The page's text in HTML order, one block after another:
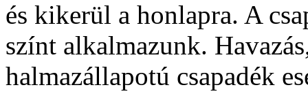
és kikerül a honlapra. A
színt alkalmazunk.
halmazállapotú csapadék